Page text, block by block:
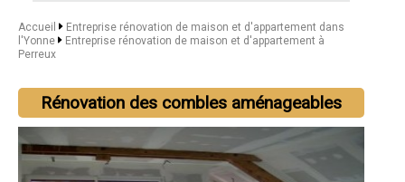
Accueil
Entreprise rénovation de maison et d'appartement dans
l'Yonne
Entreprise rénovation de maison et d'appartement à
Perreux
Rénovation des combles aménageables